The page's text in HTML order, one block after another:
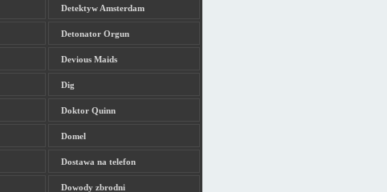
Detektyw Amsterdam
Detonator Orgun
Devious Maids
Dig
Doktor Quinn
Domel
Dostawa na telefon
Dowody zbrodni